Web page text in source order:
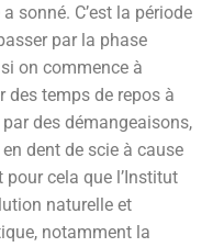
sonné. C’est la période
par la phase
on commence à
des temps de repos à
des démangeaisons,
dent de scie à cause
pour cela que l’Institut
naturelle et
notamment la